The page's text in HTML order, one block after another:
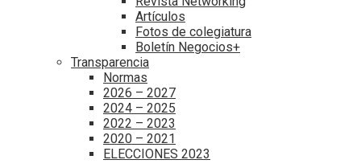
Artículos
Fotos de colegiatura
Boletín Negocios+
Transparencia
Normas
2026 – 2027
2024 – 2025
2022 – 2023
2020 – 2021
ELECCIONES 2023